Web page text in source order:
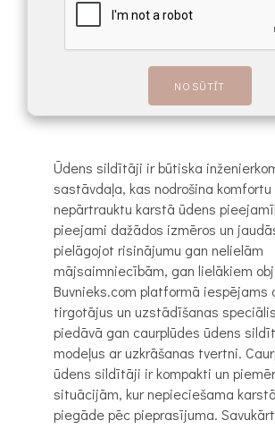
Ūdens sildītāji ir būtiska
sastāvdaļa, kas nodrošina komfortu
nepārtrauktu karstā ūdens
pieejami dažādos izmēros un
pielāgojot risinājumu gan nelielām
mājsaimniecībām, gan lielākiem
Buvnieks.com platformā iespējams
tirgotājus un uzstādīšanas
piedāvā gan caurplūdes ūdens
modeļus ar uzkrāšanas tvertni.
ūdens sildītāji ir kompakti un
situācijām, kur nepieciešama
piegāde pēc pieprasījuma.